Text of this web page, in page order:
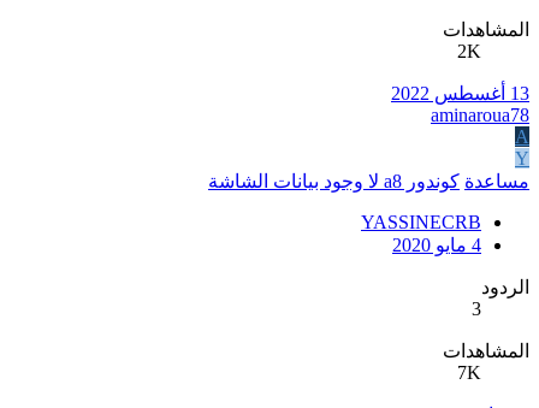
المشاهدات
2K
13 أغسطس 2022
aminaroua78
A
Y
مساعدة كوندور a8 لا وجود بيانات الشاشة
YASSINECRB
4 مايو 2020
الردود
3
المشاهدات
7K